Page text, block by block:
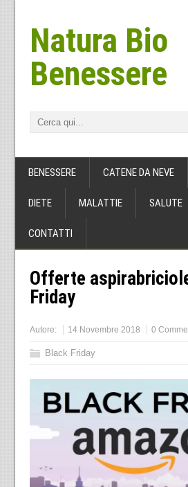
Natura Bio
Benessere
BENESSERE CATENE DA NEVE
DIETE MALATTIE SALUTE
CONTATTI
Offerte
Friday
Autore: 14 Novembre 2018 0
Black Friday